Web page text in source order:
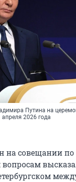
Путина на
2026 года
на совещании по